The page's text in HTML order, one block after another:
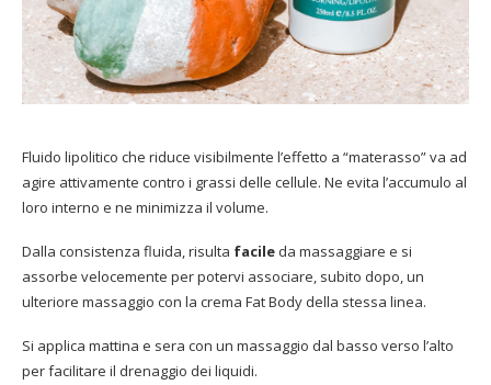
Fluido lipolitico che riduce visibilmente l’effetto a “materasso” va ad
agire attivamente contro i grassi delle cellule. Ne evita l’accumulo al
loro interno e ne minimizza il volume.
Dalla consistenza fluida, risulta facile da massaggiare e si
assorbe velocemente per potervi associare, subito dopo, un
ulteriore massaggio con la crema Fat Body della stessa linea.
Si applica mattina e sera con un massaggio dal basso verso l’alto
per facilitare il drenaggio dei liquidi.